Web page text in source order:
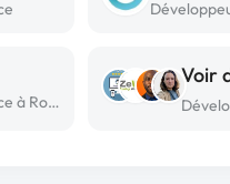
Développeur e-commerce freelance à Roanne
Voir